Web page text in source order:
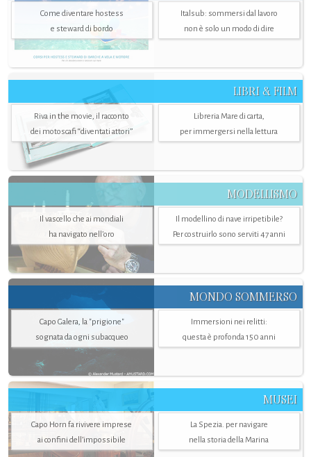
Come diventare hostess
e steward di bordo
Italsub: sommersi dal lavoro
non è solo un modo di dire
LIBRI & FILM
Riva in the movie, il racconto
dei motoscafi “diventati attori”
Libreria Mare di carta,
per immergersi nella lettura
MODELLISMO
Il vascello che ai mondiali
ha navigato nell’oro
Il modellino di nave irripetibile?
Per costruirlo sono serviti 47 anni
MONDO SOMMERSO
Capo Galera, la "prigione"
sognata da ogni subacqueo
Immersioni nei relitti:
questa è profonda 150 anni
MUSEI
Capo Horn fa rivivere imprese
ai confini dell’impossibile
La Spezia. per navigare
nella storia della Marina